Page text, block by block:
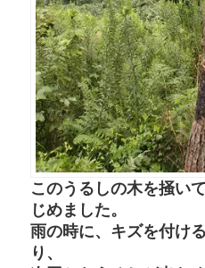
このうるしの木を掻い
じめました。
雨の時に、キズを付け
り、